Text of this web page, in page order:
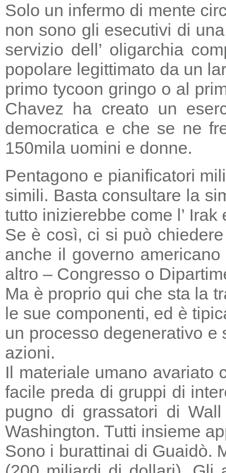
Solo un infermo di mente
non sono gli esecutivi di
servizio dell’ oligarchia
popolare legittimato da un
primo tycoon gringo o al
Chavez ha creato un
democratica e che se ne
150mila uomini e donne.
Pentagono e pianificatori
simili. Basta consultare la
tutto inizierebbe come l’
Se è così, ci si può
anche il governo
altro – Congresso o
Ma è proprio qui che sta la
le sue componenti, ed è
un processo degenerativo
azioni.
Il materiale umano avariato
facile preda di gruppi di
pugno di grassatori di
Washington. Tutti insieme
Sono i burattinai di Guaidò.